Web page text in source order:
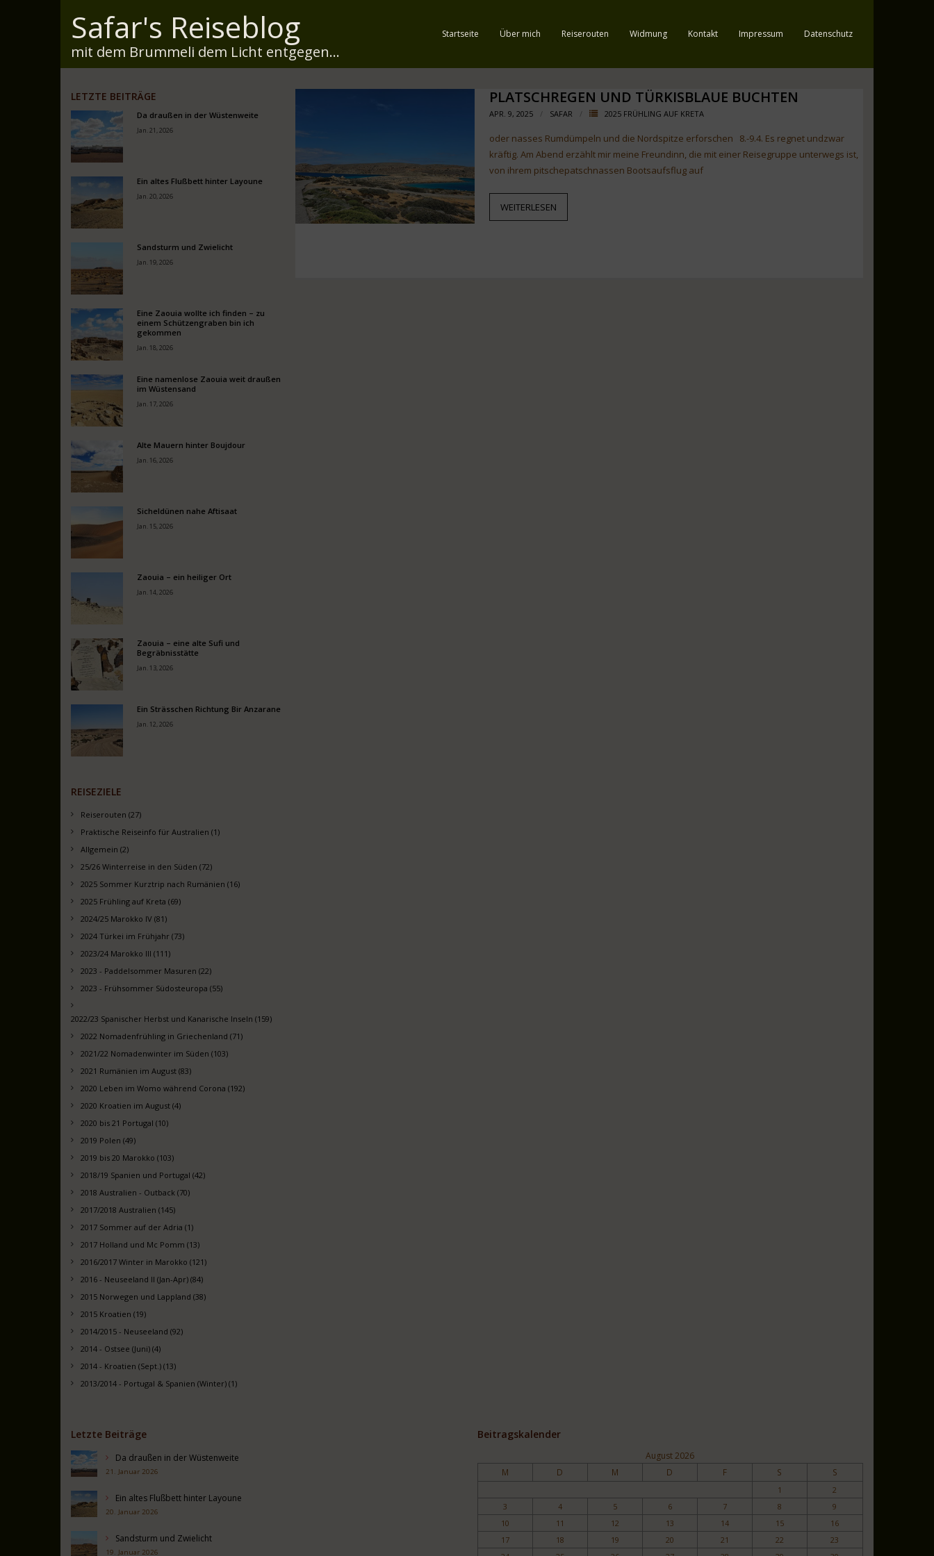
Safar's Reiseblog
mit dem Brummeli dem Licht entgegen...
Startseite Über mich Reiserouten Widmung Kontakt Impressum Datenschutz
PLATSCHREGEN UND TÜRKISBLAUE BUCHTEN
APR. 9, 2025 SAFAR 2025 FRÜHLING AUF KRETA
oder nasses Rumdümpeln und die Nordspitze erforschen 8.-9.4. Es regnet undzwar
kräftig. Am Abend erzählt mir meine Freundinn, die mit einer Reisegruppe unterwegs ist,
von ihrem pitschepatschnassen Bootsaufsflug auf
WEITERLESEN
LETZTE BEITRÄGE
Da draußen in der Wüstenweite
Jan. 21, 2026
Ein altes Flußbett hinter Layoune
Jan. 20, 2026
Sandsturm und Zwielicht
Jan. 19, 2026
Eine Zaouia wollte ich finden – zu
einem Schützengraben bin ich
gekommen
Jan. 18, 2026
Eine namenlose Zaouia weit draußen
im Wüstensand
Jan. 17, 2026
Alte Mauern hinter Boujdour
Jan. 16, 2026
Sicheldünen nahe Aftisaat
Jan. 15, 2026
Zaouia – ein heiliger Ort
Jan. 14, 2026
Zaouia – eine alte Sufi und
Begräbnisstätte
Jan. 13, 2026
Ein Strässchen Richtung Bir Anzarane
Jan. 12, 2026
REISEZIELE
Reiserouten (27)
Praktische Reiseinfo für Australien (1)
Allgemein (2)
25/26 Winterreise in den Süden (72)
2025 Sommer Kurztrip nach Rumänien (16)
2025 Frühling auf Kreta (69)
2024/25 Marokko IV (81)
2024 Türkei im Frühjahr (73)
2023/24 Marokko III (111)
2023 - Paddelsommer Masuren (22)
2023 - Frühsommer Südosteuropa (55)
2022/23 Spanischer Herbst und Kanarische Inseln (159)
2022 Nomadenfrühling in Griechenland (71)
2021/22 Nomadenwinter im Süden (103)
2021 Rumänien im August (83)
2020 Leben im Womo während Corona (192)
2020 Kroatien im August (4)
2020 bis 21 Portugal (10)
2019 Polen (49)
2019 bis 20 Marokko (103)
2018/19 Spanien und Portugal (42)
2018 Australien - Outback (70)
2017/2018 Australien (145)
2017 Sommer auf der Adria (1)
2017 Holland und Mc Pomm (13)
2016/2017 Winter in Marokko (121)
2016 - Neuseeland II (Jan-Apr) (84)
2015 Norwegen und Lappland (38)
2015 Kroatien (19)
2014/2015 - Neuseeland (92)
2014 - Ostsee (Juni) (4)
2014 - Kroatien (Sept.) (13)
2013/2014 - Portugal & Spanien (Winter) (1)
Letzte Beiträge
Da draußen in der Wüstenweite
21. Januar 2026
Ein altes Flußbett hinter Layoune
20. Januar 2026
Sandsturm und Zwielicht
19. Januar 2026
Beitragskalender
August 2026
M D M D F S S
1
2
3
4 5 6 7 8
9
10
11 12 13 14 15
16
17
18 19 20 21 22
23